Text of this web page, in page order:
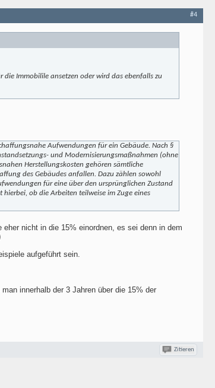
#4
die Immobilile ansetzen oder wird das ebenfalls zu
Aufwendungen für ein Gebäude. Nach §
und Modernisierungsmaßnahmen (ohne
Herstellungskosten gehören sämtliche
des Gebäudes anfallen. Dazu zählen sowohl
für eine über den ursprünglichen Zustand
hierbei, ob die Arbeiten teilweise im Zuge eines
nicht in die 15% einordnen, es sei denn in dem
aufgeführt sein.
innerhalb der 3 Jahren über die 15% der
Zitieren